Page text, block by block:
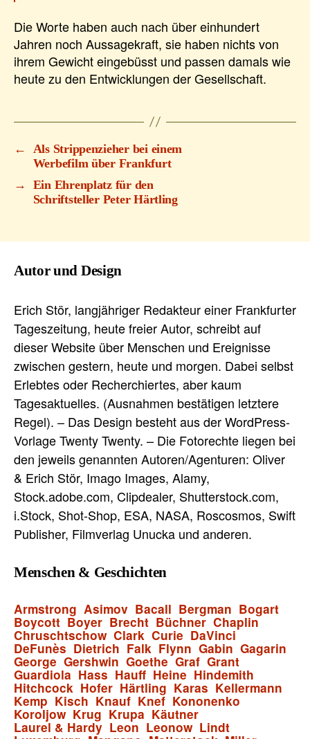
Die Worte haben auch nach über einhundert
Jahren noch Aussagekraft, sie haben nichts von
ihrem Gewicht eingebüsst und passen damals wie
heute zu den Entwicklungen der Gesellschaft.
←
Als Strippenzieher bei einem
Werbefilm über Frankfurt
→
Ein Ehrenplatz für den
Schriftsteller Peter Härtling
Autor und Design
Erich Stör, langjähriger Redakteur einer Frankfurter
Tageszeitung, heute freier Autor, schreibt auf
dieser Website über Menschen und Ereignisse
zwischen gestern, heute und morgen. Dabei selbst
Erlebtes oder Recherchiertes, aber kaum
Tagesaktuelles. (Ausnahmen bestätigen letztere
Regel). – Das Design besteht aus der WordPress-
Vorlage Twenty Twenty. – Die Fotorechte liegen bei
den jeweils genannten Autoren/Agenturen: Oliver
& Erich Stör, Imago Images, Alamy,
Stock.adobe.com, Clipdealer, Shutterstock.com,
i.Stock, Shot-Shop, ESA, NASA, Roscosmos, Swift
Publisher, Filmverlag Unucka und anderen.
Menschen & Geschichten
Armstrong Asimov Bacall Bergman Bogart
Boycott Boyer Brecht Büchner Chaplin
Chruschtschow Clark Curie DaVinci
DeFunès Dietrich Falk Flynn Gabin Gagarin
George Gershwin Goethe Graf Grant
Guardiola Hass Hauff Heine Hindemith
Hitchcock Hofer Härtling Karas Kellermann
Kemp Kisch Knauf Knef Kononenko
Koroljow Krug Krupa Käutner
Laurel & Hardy Leon Leonow Lindt